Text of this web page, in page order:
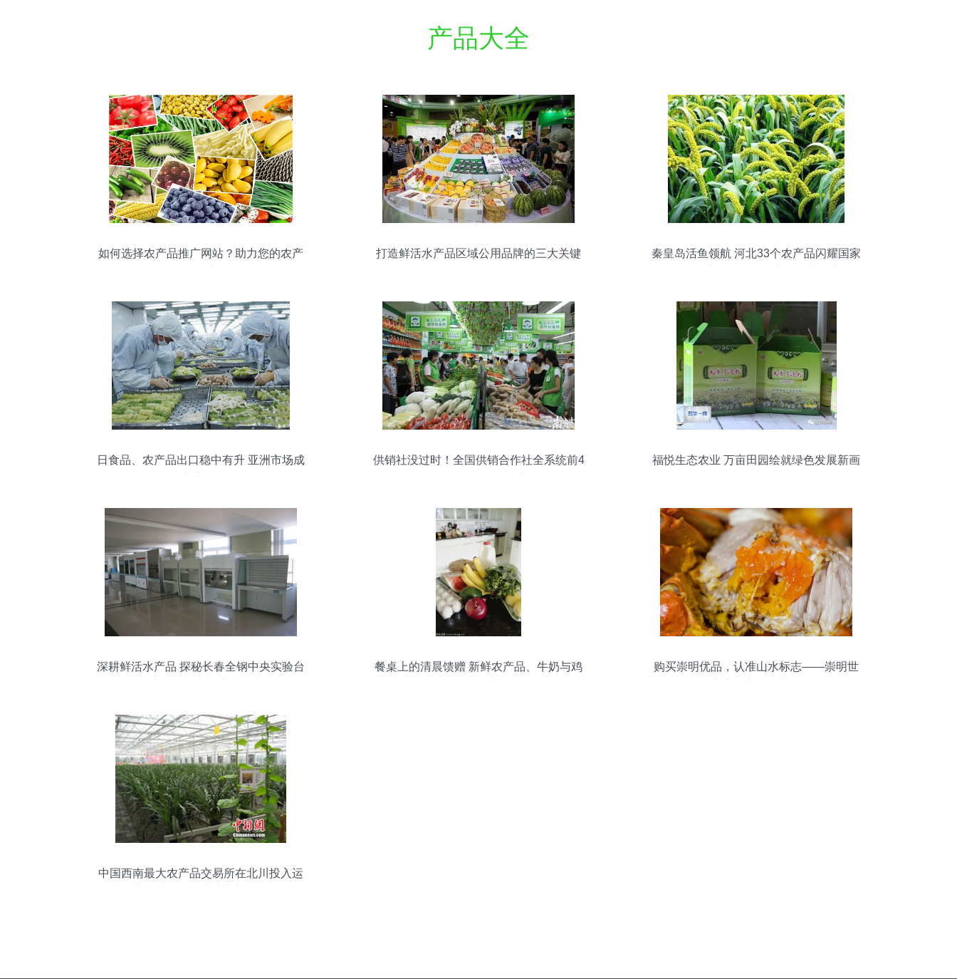
产品大全
如何选择农产品推广网站？助力您的农产
打造鲜活水产品区域公用品牌的三大关键
秦皇岛活鱼领航 河北33个农产品闪耀国家
日食品、农产品出口稳中有升 亚洲市场成
供销社没过时！全国供销合作社全系统前4
福悦生态农业 万亩田园绘就绿色发展新画
深耕鲜活水产品 探秘长春全钢中央实验台
餐桌上的清晨馈赠 新鲜农产品、牛奶与鸡
购买崇明优品，认准山水标志——崇明世
中国西南最大农产品交易所在北川投入运